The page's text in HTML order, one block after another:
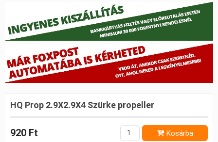
HQ Prop 2.9X2.9X4 Szürke propeller
920 Ft Kosárba